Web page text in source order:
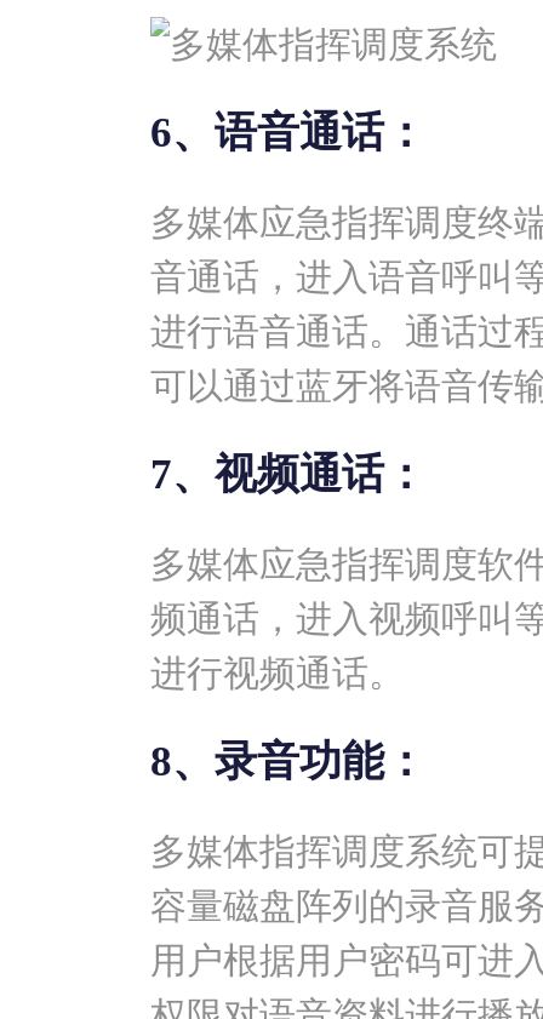
6、语音通话：
多媒体应急指挥调度终
音通话，进入语音呼叫
进行语音通话。通话过
可以通过蓝牙将语音传
7、视频通话：
多媒体应急指挥调度软
频通话，进入视频呼叫
进行视频通话。
8、录音功能：
多媒体指挥调度系统可
容量磁盘阵列的录音服
用户根据用户密码可进